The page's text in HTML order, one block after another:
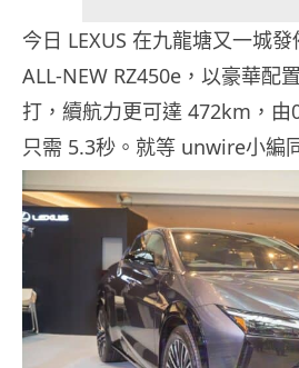
今日 LEXUS 在九龍塘又一城
ALL-NEW RZ450e，以豪華配
打，續航力更可達 472km，
只需 5.3秒。就等 unwire小編